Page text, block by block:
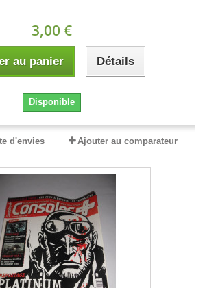
3,00 €
au panier Détails
Disponible
d'envies Ajouter au comparateur